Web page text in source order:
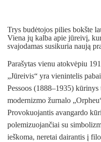
Trys budėtojos pilies bokšte
Viena jų kalba apie jūreivį,
svajodamas susikuria naują
Parašytas vienu atokvėpiu
„Jūreivis“ yra vienintelis
Pessoos (1888–1935)
modernizmo žurnalo
Provokuojantis avangardo
polemizuojančiai su
ieškoma, neretai dairantis į